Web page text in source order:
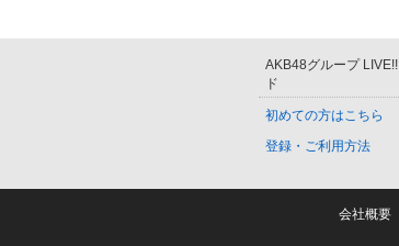
AKB48グループ
ド
初めての方はこちら
登録・ご利用方法
会社概要